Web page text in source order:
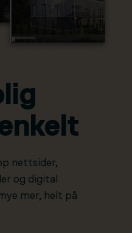
nettsider,
og digital
mer, helt på